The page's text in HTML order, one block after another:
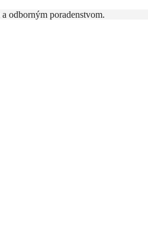
a odborným poradenstvom.